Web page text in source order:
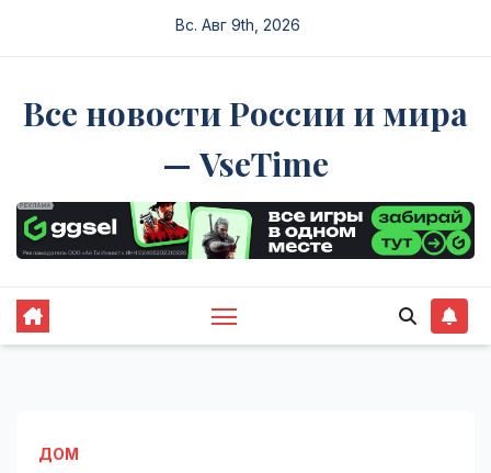
Вс. Авг 9th, 2026
Все новости России и мира
— VseTime
ДОМ